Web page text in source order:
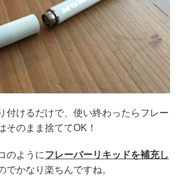
付けるだけで、使い終わったらフレー
そのまま捨ててOK！
のようにフレーバーリキッドを補充し
でかなり楽ちんですね。